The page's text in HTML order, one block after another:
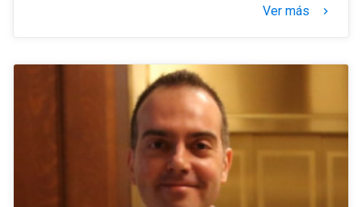
Ver más keyboard_arrow_right